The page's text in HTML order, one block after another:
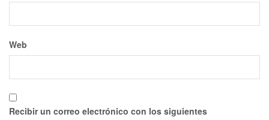
Web
Recibir un correo electrónico con los siguientes